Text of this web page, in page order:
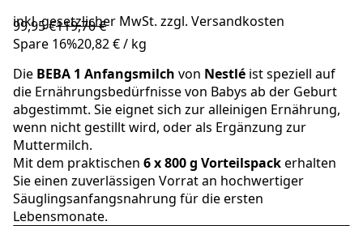
inkl. gesetzlicher MwSt. zzgl. Versandkosten
99,95 €119,70 €
Spare 16%20,82 €/ kg
Die BEBA 1 Anfangsmilch von Nestlé ist speziell auf
die Ernährungsbedürfnisse von Babys ab der Geburt
abgestimmt. Sie eignet sich zur alleinigen Ernährung,
wenn nicht gestillt wird, oder als Ergänzung zur
Muttermilch.
Mit dem praktischen 6 x 800 g Vorteilspackerhalten
Sie einen zuverlässigen Vorrat an hochwertiger
Säuglingsanfangsnahrung für die ersten
Lebensmonate.